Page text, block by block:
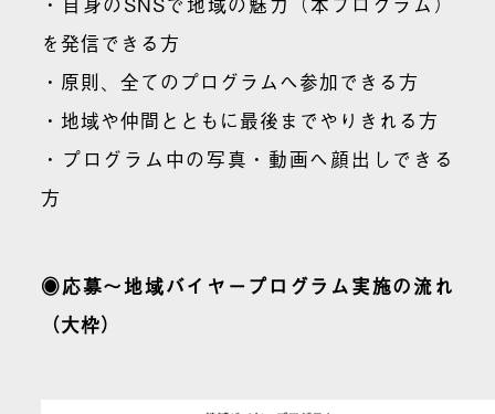
を発信できる方
・原則、全てのプログラムへ参加できる方
・地域や仲間とともに最後までやりきれる方
・プログラム中の写真・動画へ顔出しできる
方
◉応募〜地域バイヤープログラム実施の流れ
（大枠）